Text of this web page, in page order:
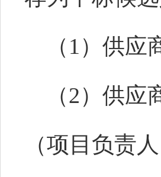
（ 1）供应
（2）供应
（项目负责